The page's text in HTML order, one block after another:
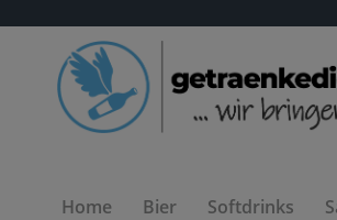
Home Bier Softdrinks